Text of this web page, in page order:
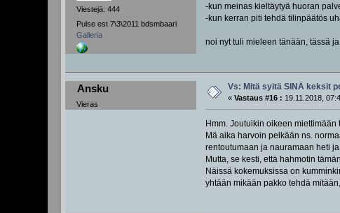
Viestejä: 444
Pulse est 7\3\2011 bdsmbaari
Galleria
-kun meinas kieltäytyä huoran
-kun kerran piti tehdä tilinpäätös
noi nyt tuli mieleen tänään, tässä
Ansku
Vieras
Vs: Mitä syitä SINÄ keksit
«Vastaus #16 : 19.11.2018,
Hmm. Joutuikin oikeen
Mä aika harvoin pelkään ns.
rentoutumaan ja nauramaan heti
Mutta, se kesti, että hahmotin
Näissä kokemuksissa on
yhtään mikään pakko tehdä